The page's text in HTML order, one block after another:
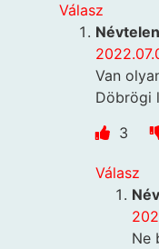
Válasz
Névtelen
Van
Döbrögi
3
Válasz
Ne